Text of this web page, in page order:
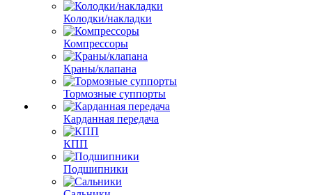
Колодки/накладки
Компрессоры
Краны/клапана
Тормозные суппорты
Карданная передача
КПП
Подшипники